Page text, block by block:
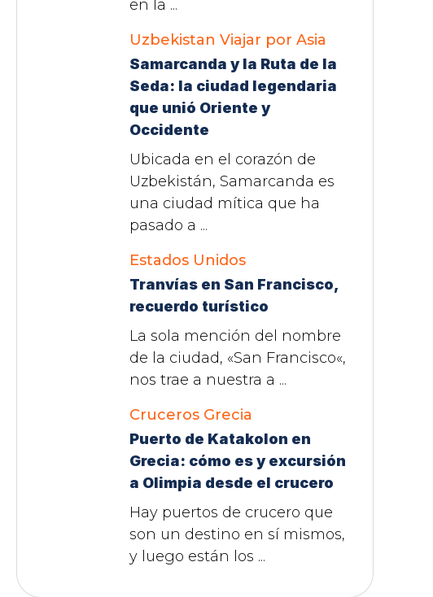
en la ...
Uzbekistan Viajar por Asia
Samarcanda y la Ruta de la
Seda: la ciudad legendaria
que unió Oriente y
Occidente
Ubicada en el corazón de
Uzbekistán, Samarcanda es
una ciudad mítica que ha
pasado a ...
Estados Unidos
Tranvías en San Francisco,
recuerdo turístico
La sola mención del nombre
de la ciudad, «San Francisco«,
nos trae a nuestra a ...
Cruceros Grecia
Puerto de Katakolon en
Grecia: cómo es y excursión
a Olimpia desde el crucero
Hay puertos de crucero que
son un destino en sí mismos,
y luego están los ...